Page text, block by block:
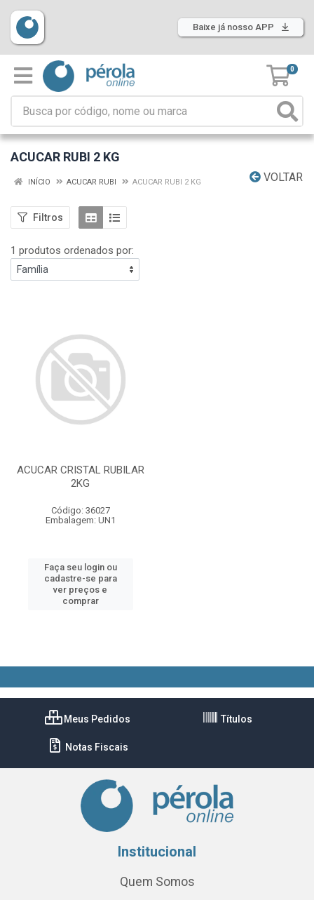
Baixe já nosso APP
0
ACUCAR RUBI 2 KG
VOLTAR
INÍCIO ACUCAR RUBI ACUCAR RUBI 2 KG
Filtros
1 produtos ordenados por:
ACUCAR CRISTAL RUBILAR
2KG
Código: 36027
Embalagem: UN1
Faça seu login ou
cadastre-se para
ver preços e
comprar
Meus Pedidos Títulos
Notas Fiscais
Institucional
Quem Somos